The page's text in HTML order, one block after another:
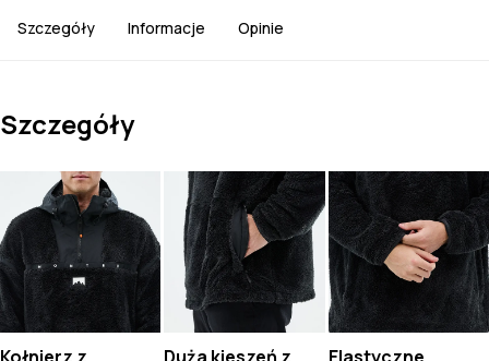
Szczegóły Informacje Opinie
Szczegóły